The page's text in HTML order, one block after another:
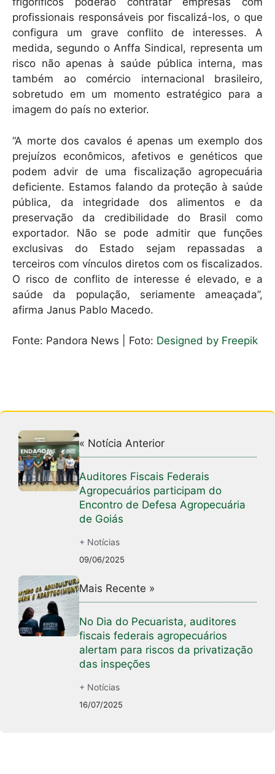
profissionais responsáveis por fiscalizá-los, o que
configura um grave conflito de interesses. A
medida, segundo o Anffa Sindical, representa um
risco não apenas à saúde pública interna, mas
também ao comércio internacional brasileiro,
sobretudo em um momento estratégico para a
imagem do país no exterior.
“A morte dos cavalos é apenas um exemplo dos
prejuízos econômicos, afetivos e genéticos que
podem advir de uma fiscalização agropecuária
deficiente. Estamos falando da proteção à saúde
pública, da integridade dos alimentos e da
preservação da credibilidade do Brasil como
exportador. Não se pode admitir que funções
exclusivas do Estado sejam repassadas a
terceiros com vínculos diretos com os fiscalizados.
O risco de conflito de interesse é elevado, e a
saúde da população, seriamente ameaçada”,
afirma Janus Pablo Macedo.
Fonte: Pandora News | Foto: Designed by Freepik
« Notícia Anterior
Auditores Fiscais Federais
Agropecuários participam do
Encontro de Defesa Agropecuária
de Goiás
+ Notícias
09/06/2025
Mais Recente »
No Dia do Pecuarista, auditores
fiscais federais agropecuários
alertam para riscos da privatização
das inspeções
+ Notícias
16/07/2025